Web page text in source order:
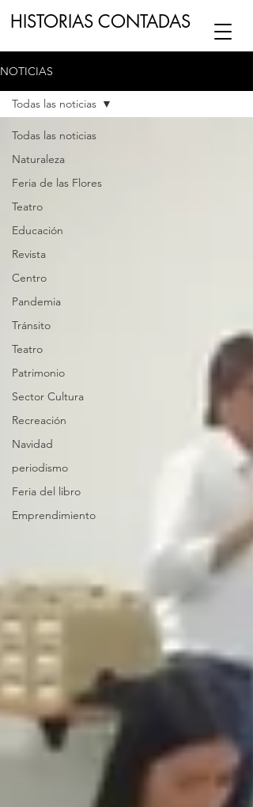
HISTORIAS CONTADAS
NUESTRO CANAL DE
ESCRIBENOS
NOTICIAS
Todas las noticias
Naturaleza
Feria de las Flores
Teatro
Educación
Revista
Centro
Pandemia
Tránsito
Teatro
Patrimonio
Sector Cultura
Recreación
Navidad
periodismo
Feria del libro
Emprendimiento
Todas las noticias